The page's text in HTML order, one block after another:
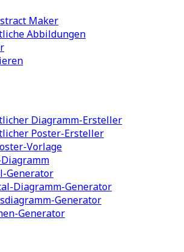
Maker
Abbildungen
Diagramm-Ersteller
Poster-Ersteller
Vorlage
Generator
Diagramm-Generator
Generator
Generator